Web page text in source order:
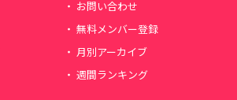
お問い合わせ
無料メンバー登録
月別アーカイブ
週間ランキング